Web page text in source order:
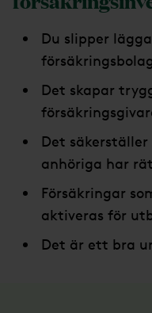
Du slipper
försäkringsbolag
Det skapar
Det
anhöriga har
Försäkringar
aktiveras för
Det är ett bra